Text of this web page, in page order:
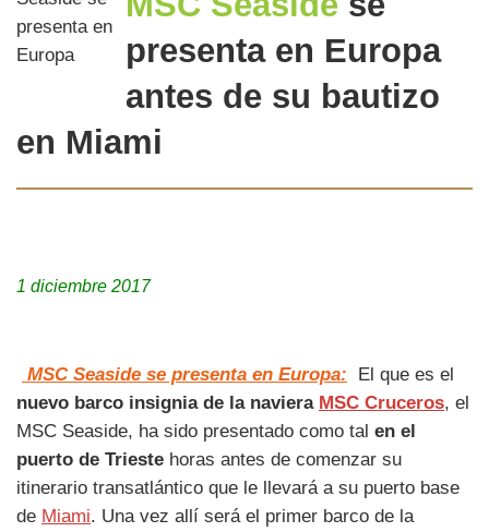
presenta en Europa
antes de su bautizo
en Miami
1 diciembre 2017
MSC Seaside se presenta en Europa: El que es el
nuevo barco insignia de la naviera MSC Cruceros, el
MSC Seaside, ha sido presentado como tal en el
puerto de Trieste horas antes de comenzar su
itinerario transatlántico que le llevará a su puerto base
de Miami. Una vez allí será el primer barco de la